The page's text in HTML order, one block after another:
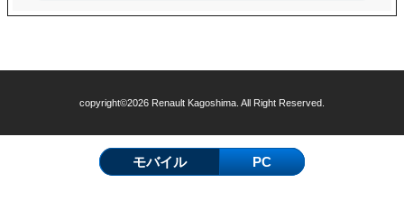
copyright©2026 Renault Kagoshima. All Right Reserved.
モバイル PC